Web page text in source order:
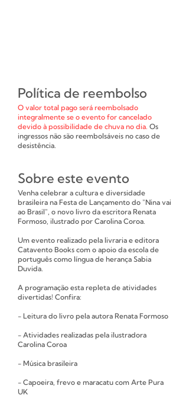
Política de reembolso
O valor total pago será reembolsado
integralmente se o evento for cancelado
devido à possibilidade de chuva no dia. Os
ingressos não são reembolsáveis no caso de
desistência.
Sobre este evento
Venha celebrar a cultura e diversidade
brasileira na Festa de Lançamento do "Nina vai
ao Brasil", o novo livro da escritora Renata
Formoso, ilustrado por Carolina Coroa.
Um evento realizado pela livraria e editora
Catavento Books com o apoio da escola de
português como língua de herança Sabia
Duvida.
A programação esta repleta de atividades
divertidas! Confira:
- Leitura do livro pela autora Renata Formoso
- Atividades realizadas pela ilustradora
Carolina Coroa
- Música brasileira
- Capoeira, frevo e maracatu com Arte Pura
UK